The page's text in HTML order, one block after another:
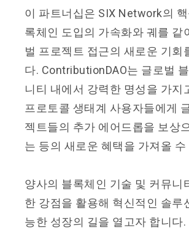
이 파트너십은 SIX Network의
록체인 도입의 가속화와 궤를 같
벌 프로젝트 접근의 새로운 기회
다. ContributionDAO는 글로벌
니티 내에서 강력한 명성을 가지
프로토콜 생태계 사용자들에게
젝트들의 추가 에어드롭을 보상
는 등의 새로운 혜택을 가져올 수
양사의 블록체인 기술 및 커뮤니
한 강점을 활용해 혁신적인 솔루
능한 성장의 길을 열고자 합니다.